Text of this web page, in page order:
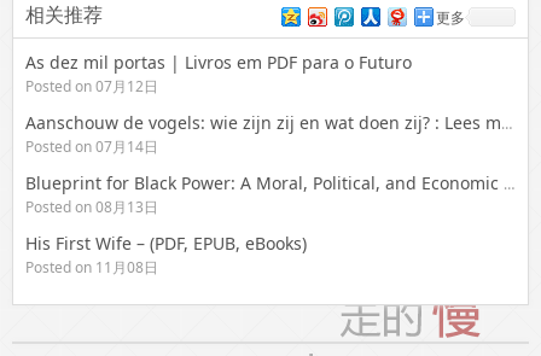
相关推荐 更多
As dez mil portas | Livros em PDF para o Futuro
Posted on 07月12日
Aanschouw de vogels: wie zijn zij en wat doen zij? : Lees meer voor gratis
Posted on 07月14日
Blueprint for Black Power: A Moral, Political, and Economic Imperative for the Twenty-First Century – Free eBooks Online
Posted on 08月13日
His First Wife – (PDF, EPUB, eBooks)
Posted on 11月08日